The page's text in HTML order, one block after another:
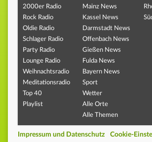
2000er Radio
Rock Radio
Oldie Radio
Schlager Radio
Party Radio
Lounge Radio
Weihnachtsradio
Meditationsradio
Top 40
Playlist
Mainz News
Kassel News
Darmstadt News
Offenbach News
Gießen News
Fulda News
Bayern News
Sport
Wetter
Alle Orte
Alle Themen
Impressum und Datenschutz Cookie-